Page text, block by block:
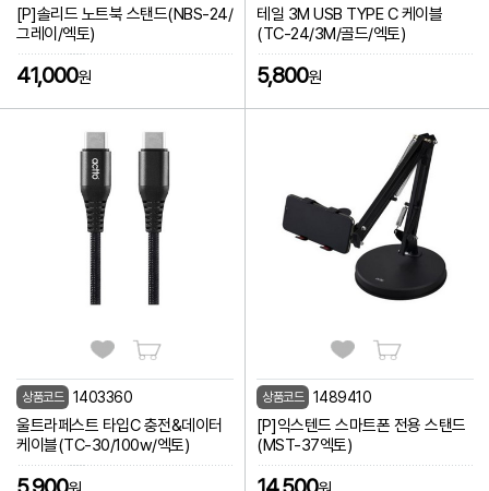
[P]솔리드 노트북 스탠드(NBS-24/
그레이/엑토)
41,000원
테일 3M USB TYPE C 케이블
(TC-24/3M/골드/엑토)
5,800원
상품코드 1403360
울트라페스트 타입C 충전&데이터
케이블(TC-30/100w/엑토)
상품코드 1489410
[P]익스텐드 스마트폰 전용 스탠드
(MST-37엑토)